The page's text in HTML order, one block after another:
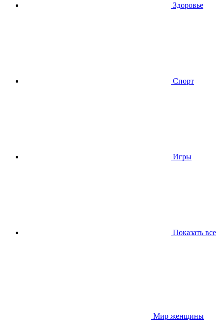
Здоровье
Спорт
Игры
Показать все
Мир женщины